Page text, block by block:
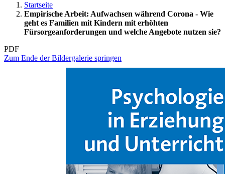
Startseite
Empirische Arbeit: Aufwachsen während Corona - Wie
geht es Familien mit Kindern mit erhöhten
Fürsorgeanforderungen und welche Angebote nutzen sie?
PDF
Zum Ende der Bildergalerie springen